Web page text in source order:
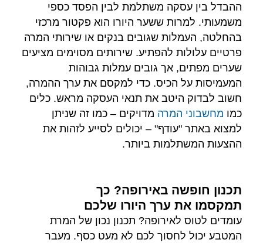
ההבדל בין עסקה משתלמת לבין הפסד כספי
משמעותי. למרות ששער היורו הוא פקטור מרכזי
בהחלטה, העמלות שגובים בנקים או שירותי המרה
פרטיים עלולות להפתיע. שירותים מסוימים מציעים
שערים מפתים, אך גובים עמלות גבוהות
המעמיסות על הכיס. כדי למקסם את ערך ההמרה,
חשוב לבדוק היטב את תנאי העסקה מראש. כלים
כמו מחשבוני המרה מדויקים – כמו זה שניתן
למצוא באתר "עודף" – יכולים לסייע לזהות את
ההצעות המשתלמות ביותר.
תכנון חופשה באירופה? כך
תמקסמו את ערך היורו שלכם
עומדים לטוס לאירופה? תכנון נכון של המרת
המטבע יכול לחסוך לכם לא מעט כסף. מעבר